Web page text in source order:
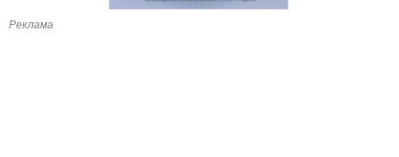
Реклама